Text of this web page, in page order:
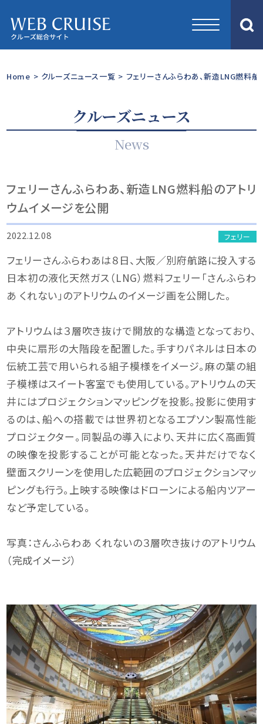
Home > クルーズニュース一覧 > フェリーさんふらわあ、新造LNG燃料
クルーズニュース
News
フェリーさんふらわあ、新造LNG燃料船のアトリ
ウムイメージを公開
2022.12.08 フェリー
フェリーさんふらわあは８日、大阪／別府航路に投入する
日本初の液化天然ガス（LNG）燃料フェリー「さんふらわ
あ くれない」のアトリウムのイメージ画を公開した。
アトリウムは３層吹き抜けで開放的な構造となっており、
中央に扇形の大階段を配置した。手すりパネルは日本の
伝統工芸で用いられる組子模様をイメージ。麻の葉の組
子模様はスイート客室でも使用している。アトリウムの天
井にはプロジェクションマッピングを投影。投影に使用す
るのは、船への搭載では世界初となるエプソン製高性能
プロジェクター。同製品の導入により、天井に広く高画質
の映像を投影することが可能となった。天井だけでなく
壁面スクリーンを使用した広範囲のプロジェクションマッ
ピングも行う。上映する映像はドローンによる船内ツアー
など予定している。
写真：さんふらわあ くれないの３層吹き抜けのアトリウム
（完成イメージ）